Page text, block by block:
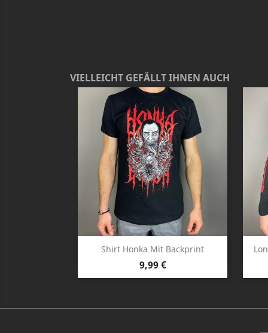
VIELLEICHT GEFÄLLT IHNEN AUCH
Shirt Honka Mit Backprint
Preis
9,99 €
Vorschau